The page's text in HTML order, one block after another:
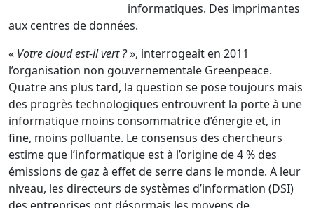
informatiques. Des imprimantes
aux centres de données.
« Votre cloud est-il vert ?», interrogeait en 2011
l’organisation non gouvernementale Greenpeace.
Quatre ans plus tard, la question se pose toujours mais
des progrès technologiques entrouvrent la porte à une
informatique moins consommatrice d’énergie et, in
fine, moins polluante. Le consensus des chercheurs
estime que l’informatique est à l’origine de 4 % des
émissions de gaz à effet de serre dans le monde. A leur
niveau, les directeurs de systèmes d’information (DSI)